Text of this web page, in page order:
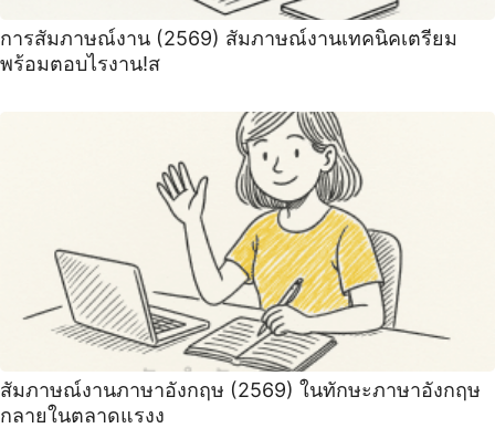
การสัมภาษณ์งาน (2569) สัมภาษณ์งานเทคนิคเตรียม
พร้อมตอบไรงาน!ส
สัมภาษณ์งานภาษาอังกฤษ (2569) ในทักษะภาษาอังกฤษ
กลายในตลาดแรงง